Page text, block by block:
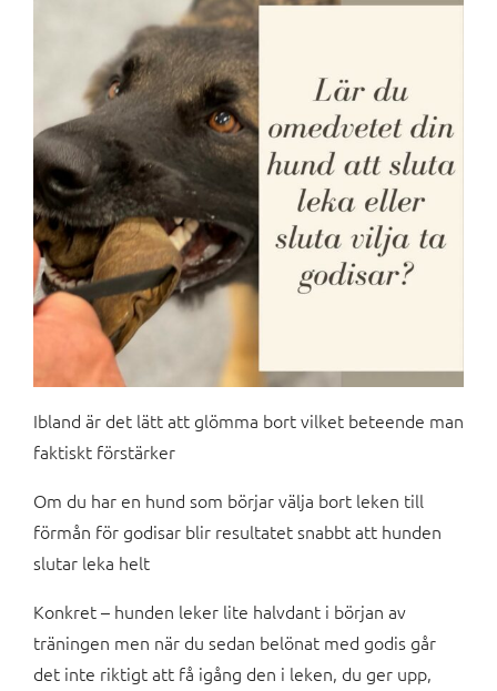
Ibland är det lätt att glömma bort vilket beteende man
faktiskt förstärker
Om du har en hund som börjar välja bort leken till
förmån för godisar blir resultatet snabbt att hunden
slutar leka helt
Konkret – hunden leker lite halvdant i början av
träningen men när du sedan belönat med godis går
det inte riktigt att få igång den i leken, du ger upp,